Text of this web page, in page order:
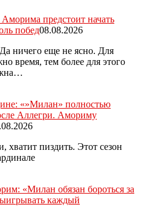
предстоит начать
побед08.08.2026
ничего еще не ясно. Для
время, тем более для этого
«»Милан» полностью
Аллегри. Амориму
хватит пиздить. Этот сезон
«Милан обязан бороться за
каждый